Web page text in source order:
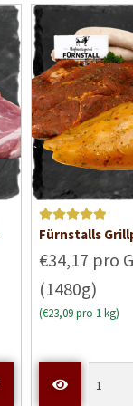
Bewertet mit
Fürnstalls
€34,17 pro
(1480g)
(€23,09 pro 1 kg)